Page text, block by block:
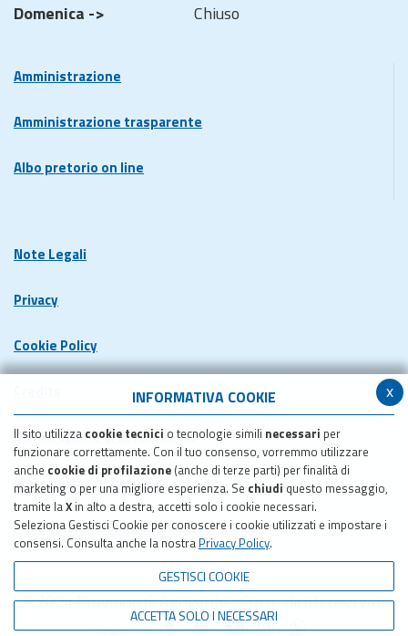
x
INFORMATIVA COOKIE
Il sito utilizza cookie tecnici o tecnologie simili necessari per
funzionare correttamente. Con il tuo consenso, vorremmo utilizzare
anche cookie di profilazione (anche di terze parti) per finalità di
marketing o per una migliore esperienza. Se chiudi questo messaggio,
tramite laX in alto a destra, accetti solo i cookie necessari.
Seleziona Gestisci Cookie per conoscere i cookie utilizzati e impostare i
consensi. Consulta anche la nostra Privacy Policy.
GESTISCI COOKIE
ACCETTA SOLO I NECESSARI
Domenica ->
Chiuso
Amministrazione
Amministrazione trasparente
Albo pretorio on line
Note Legali
Privacy
Cookie Policy
Dichiarazione di accessibilita'
Meccanismo di feedback
Pubblicazione obiettivi di accessibilita'
© 2024 Provincia di Agrigento - Tutti i diritti riservati
Seguici su: